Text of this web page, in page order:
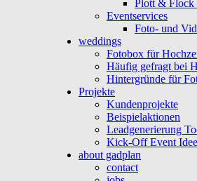
Plott & Flock
Eventservices
Foto- und
weddings
Fotobox für
Häufig gefragt bei
Hintergründe für
Projekte
Kundenprojekte
Beispielaktionen
Leadgenerierung
Kick-Off Event
about gadplan
contact